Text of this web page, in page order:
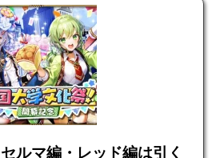
ルマ編・レッド編は引く